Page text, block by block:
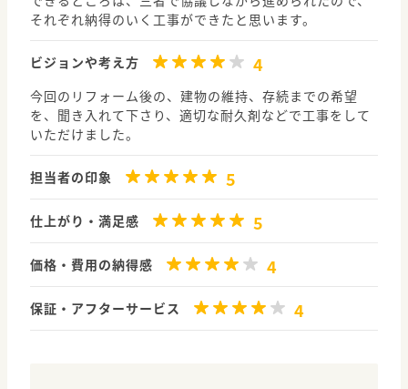
それぞれ納得のいく工事ができたと思います。
ビジョンや考え方 4
今回のリフォーム後の、建物の維持、存続までの希望
を、聞き入れて下さり、適切な耐久剤などで工事をして
いただけました。
担当者の印象 5
仕上がり・満足感 5
価格・費用の納得感 4
保証・アフターサービス 4